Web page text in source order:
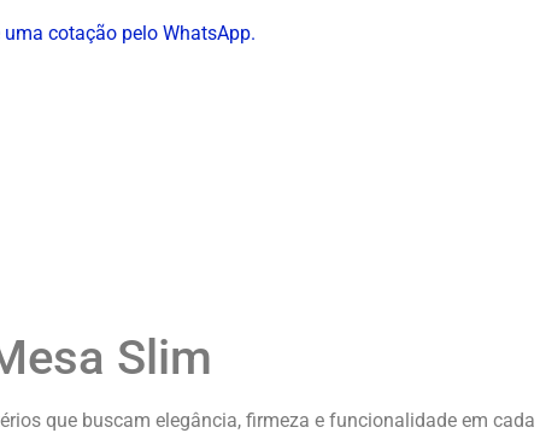
cotação pelo WhatsApp.
Slim
que buscam elegância, firmeza e funcionalidade em cada